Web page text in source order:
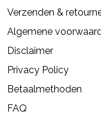
Verzenden &
Algemene
Disclaimer
Privacy Policy
Betaalmethoden
FAQ